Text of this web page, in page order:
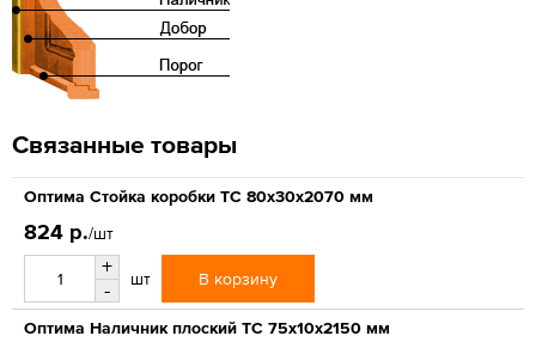
Связанные товары
Оптима Стойка коробки ТС 80х30х2070 мм
824 р./шт
+
-
шт В корзину
Оптима Наличник плоский ТС 75х10х2150 мм